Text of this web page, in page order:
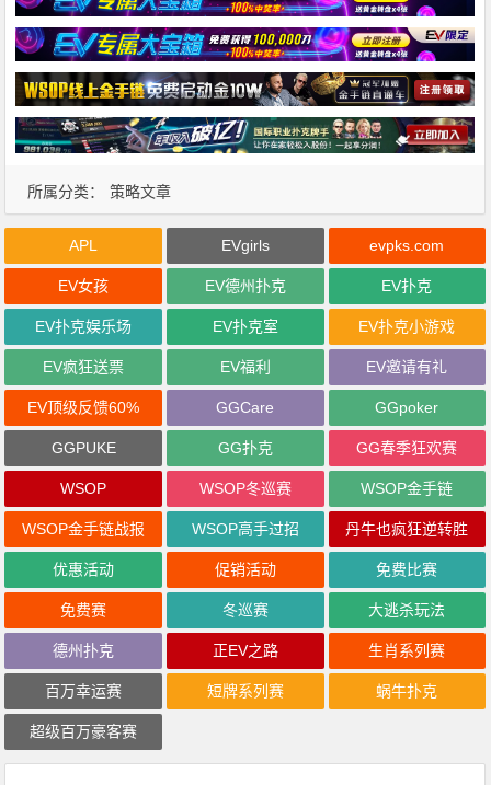
所属分类： 策略文章
APL EVgirls evpks.com
EV女孩 EV德州扑克 EV扑克
EV扑克娱乐场 EV扑克室 EV扑克小游戏
EV疯狂送票 EV福利 EV邀请有礼
EV顶级反馈60% GGCare GGpoker
GGPUKE GG扑克 GG春季狂欢赛
WSOP WSOP冬巡赛 WSOP金手链
WSOP金手链战报 WSOP高手过招 丹牛也疯狂逆转胜
优惠活动 促销活动 免费比赛
免费赛 冬巡赛 大逃杀玩法
德州扑克 正EV之路 生肖系列赛
百万幸运赛 短牌系列赛 蜗牛扑克
超级百万豪客赛